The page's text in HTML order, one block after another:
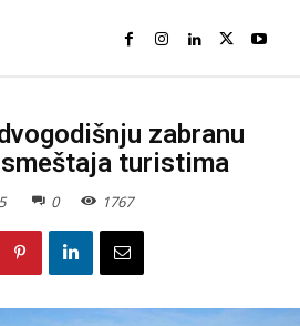
zabranu
turistima
0 1767